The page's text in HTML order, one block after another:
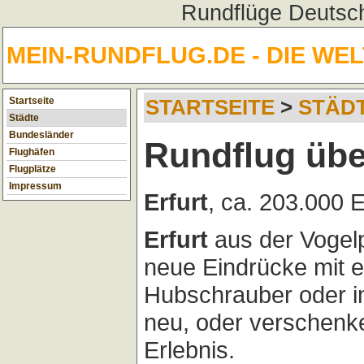
Rundflüge
MEIN-RUNDFLUG.DE - DIE
Startseite
Städte
Bundesländer
Flughäfen
Flugplätze
Impressum
STARTSEITE >
Rundflug
Erfurt, ca. 203.000
Erfurt aus der
neue Eindrücke mit
Hubschrauber oder
neu, oder
Erlebnis.